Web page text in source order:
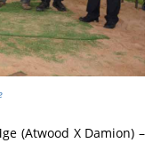
(Atwood X Damion) –